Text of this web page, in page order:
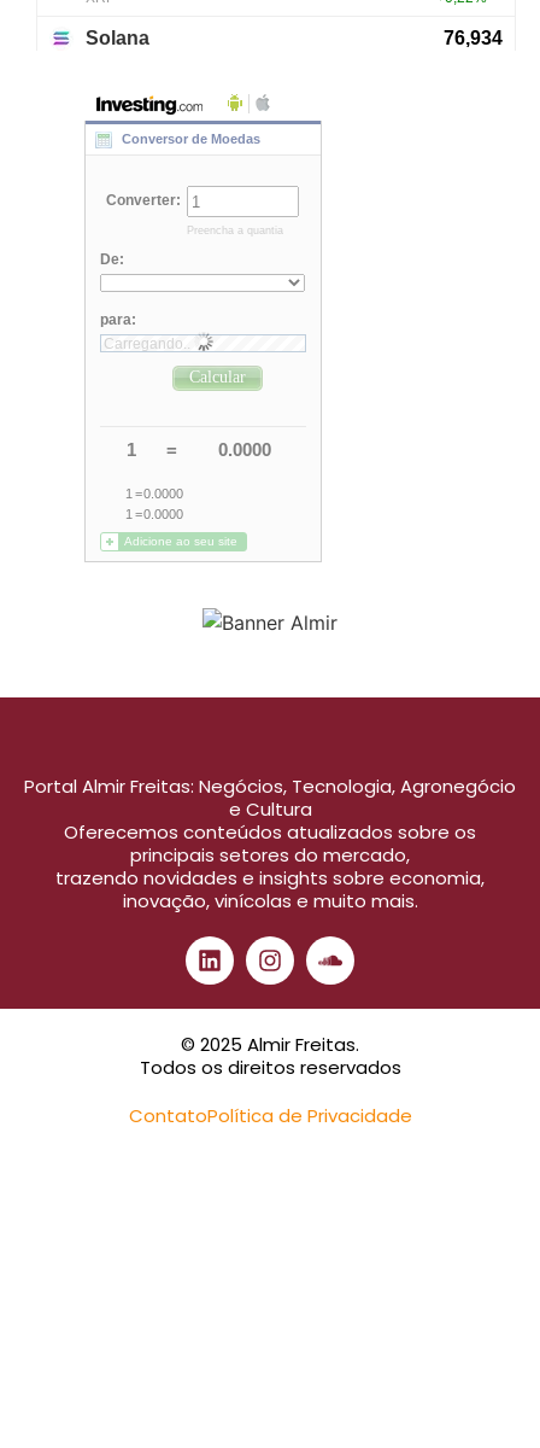
Portal Almir Freitas: Negócios, Tecnologia, Agronegócio
e Cultura
Oferecemos conteúdos atualizados sobre os
principais setores do mercado,
trazendo novidades e insights sobre economia,
inovação, vinícolas e muito mais.
© 2025 Almir Freitas.
Todos os direitos reservados
ContatoPolítica de Privacidade